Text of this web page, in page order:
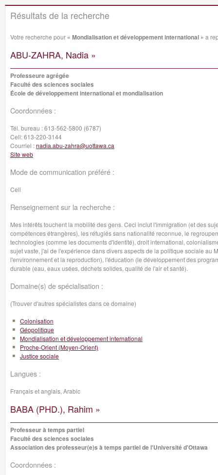
Résultats de la recherche
Votre recherche pour « Mondialisation et développement international » a
ABU-ZAHRA, Nadia »
Professeure agrégée
Faculté des sciences sociales
École de développement international et mondialisation
Coordonnées :
Tél. bureau :613-562-5800 (6787)
Cell:613-220-3144
Courriel :nadia.abu-zahra@uottawa.ca
Site web
Mode de communication préféré :
Cell
Renseignement sur la recherche :
Mes intérêts touchent la mobilité des gens. Ceci inclut l'immigration (et des
compétences étrangères), les réfugiés sans nationalité reconnue, le
technologies (comme les documents d'identité), droit international,
sujet vaste, j'ai de l'expérience dans divers aspects de la politique sociale au
l'environnement et la reproduction), l'éducation (le développement des
durable (eau, eaux usées, déchets solides, qualité de l'air et santé).
Domaine(s) de spécialisation :
(Trouver d'autres spécialistes dans ce domaine)
Colonisation
Géopolitique
Mondialisation et développement international
Proche-Orient (Moyen-Orient)
Justice sociale
Langues :
Français et anglais, Arabic
BABA (PHD.), Rahim »
Professeur à temps partiel
Faculté des sciences sociales
Association des professeur(e)s à temps partiel de l'Université d'Ottawa
Coordonnées :